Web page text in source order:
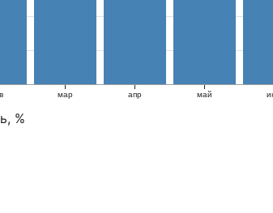
мар апр май
%